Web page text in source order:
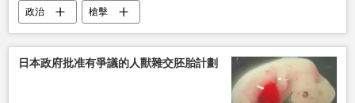
政治 槍擊
日本政府批准有爭議的人獸雜交胚胎計劃